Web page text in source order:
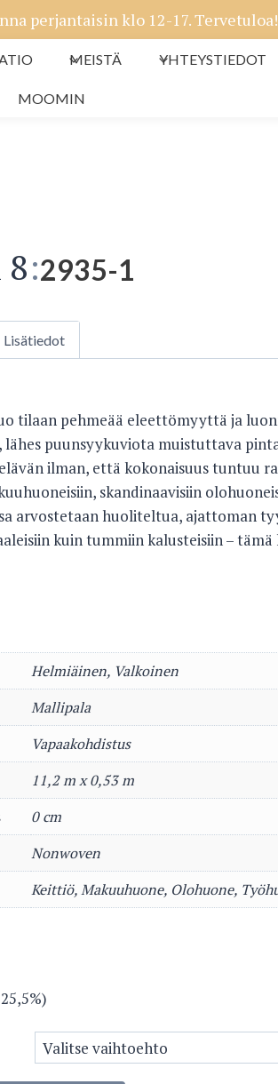
perjantaisin klo 12-17. Tervetuloa!
MEISTÄ YHTEYSTIEDOT
MOOMIN
:2935-1
Lisätiedot
tilaan pehmeää eleettömyyttä ja
lähes puunsyykuviota muistuttava
ilman, että kokonaisuus tuntuu
skandinaavisiin
arvostetaan huoliteltua, ajattoman
kuin tummiin kalusteisiin – tämä
Helmiäinen, Valkoinen
Mallipala
Vapaakohdistus
11,2 m x 0,53 m
0 cm
Nonwoven
Keittiö, Makuuhuone, Olohuone,